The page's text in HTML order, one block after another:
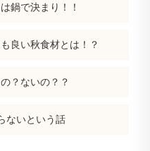
鍋で決まり！！
良い秋食材とは！？
？ないの？？
ないという話